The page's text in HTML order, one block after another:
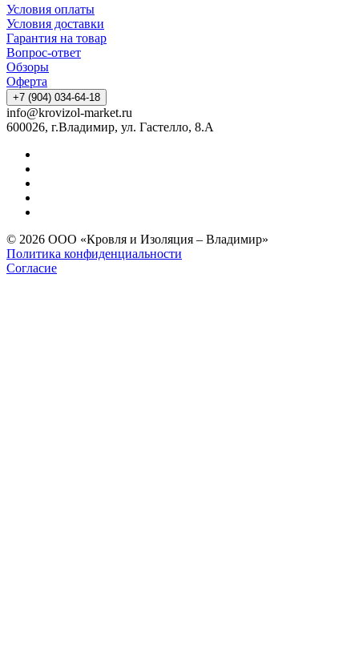
Условия оплаты
Условия доставки
Гарантия на товар
Вопрос-ответ
Обзоры
Оферта
+7 (904) 034-64-18
info@krovizol-market.ru
600026, г.Владимир, ул. Гастелло, 8.А
© 2026 ООО «Кровля и Изоляция – Владимир»
Политика конфиденциальности
Согласие